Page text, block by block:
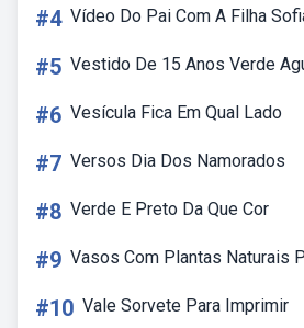
#4 Vídeo Do Pai Com A Filha
#5 Vestido De 15 Anos Verde
#6 Vesícula Fica Em Qual Lado
#7 Versos Dia Dos Namorados
#8 Verde E Preto Da Que Cor
#9 Vasos Com Plantas Naturais
#10 Vale Sorvete Para Imprimir